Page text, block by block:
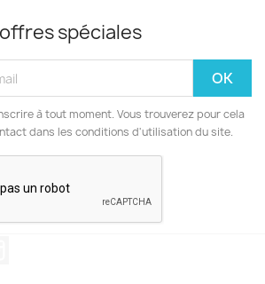
spéciales
à tout moment. Vous trouverez pour cela
dans les conditions d'utilisation du site.